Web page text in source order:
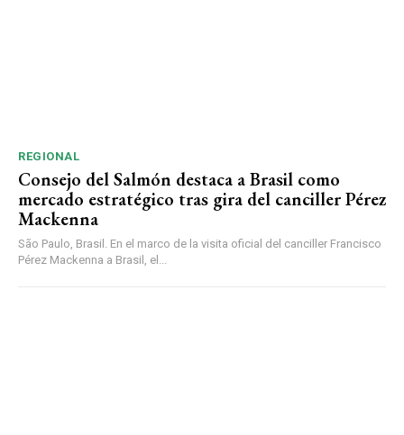
REGIONAL
Consejo del Salmón destaca a Brasil como
mercado estratégico tras gira del canciller Pérez
Mackenna
São Paulo, Brasil. En el marco de la visita oficial del canciller Francisco
Pérez Mackenna a Brasil, el...